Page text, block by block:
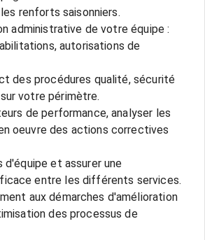
renforts saisonniers.
administrative de votre équipe :
autorisations de
des procédures qualité, sécurité
votre périmètre.
de performance, analyser les
oeuvre des actions correctives
d'équipe et assurer une
entre les différents services.
aux démarches d'amélioration
des processus de